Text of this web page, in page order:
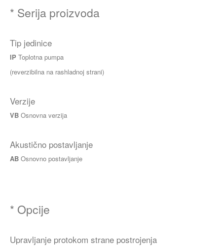
* Serija proizvoda
Tip jedinice
IP Toplotna pumpa
(reverzibilna na rashladnoj strani)
Verzije
VB Osnovna verzija
Akustično postavljanje
AB Osnovno postavljanje
* Opcije
Upravljanje protokom strane postrojenja